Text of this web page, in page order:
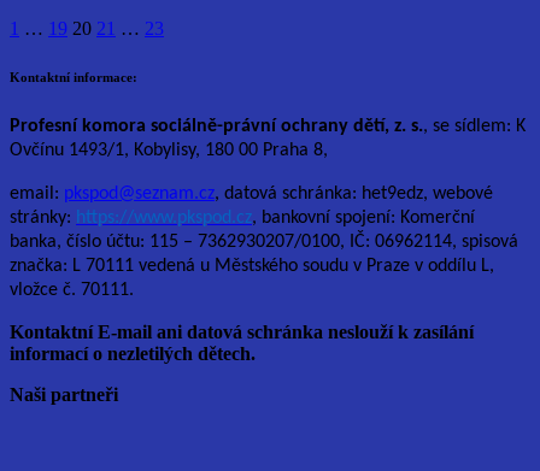
Stránkování
příspěvků
1 … 19 20 21 … 23
Kontaktní informace:
Profesní komora sociálně-právní ochrany dětí, z. s., se sídlem: K
Ovčínu 1493/1, Kobylisy, 180 00 Praha 8,
email: pkspod@seznam.cz, datová schránka: het9edz, webové
stránky: https://www.pkspod.cz, bankovní spojení: Komerční
banka, číslo účtu: 115 – 7362930207/0100, IČ: 06962114, spisová
značka: L 70111 vedená u Městského soudu v Praze v oddílu L,
vložce č. 70111.
Kontaktní E-mail ani datová schránka neslouží k zasílání
informací o nezletilých dětech.
Naši partneři